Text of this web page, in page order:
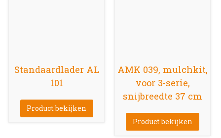
Standaardlader AL
101
Product bekijken
AMK 039, mulchkit,
voor 3-serie,
snijbreedte 37 cm
Product bekijken